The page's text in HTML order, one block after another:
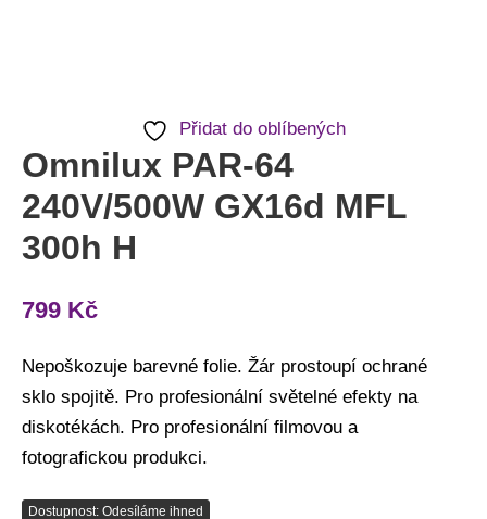
Přidat do oblíbených
Omnilux PAR-64
240V/500W GX16d MFL
300h H
799 Kč
Nepoškozuje barevné folie. Žár prostoupí ochrané
sklo spojitě. Pro profesionální světelné efekty na
diskotékách. Pro profesionální filmovou a
fotografickou produkci.
Dostupnost: Odesíláme ihned